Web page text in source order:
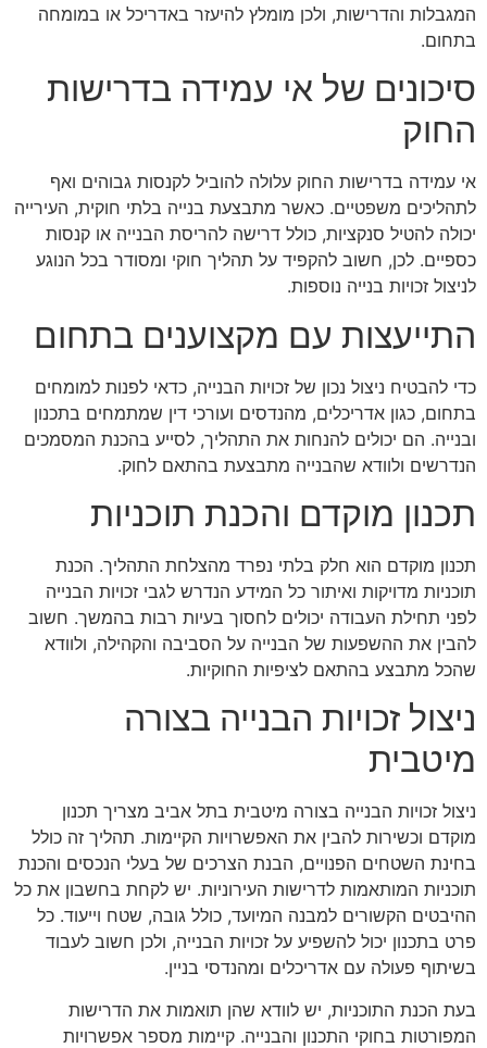
המגבלות והדרישות, ולכן מומלץ להיעזר באדריכל או במומחה
בתחום.
סיכונים של אי עמידה בדרישות
החוק
אי עמידה בדרישות החוק עלולה להוביל לקנסות גבוהים ואף
לתהליכים משפטיים. כאשר מתבצעת בנייה בלתי חוקית, העירייה
יכולה להטיל סנקציות, כולל דרישה להריסת הבנייה או קנסות
כספיים. לכן, חשוב להקפיד על תהליך חוקי ומסודר בכל הנוגע
לניצול זכויות בנייה נוספות.
התייעצות עם מקצוענים בתחום
כדי להבטיח ניצול נכון של זכויות הבנייה, כדאי לפנות למומחים
בתחום, כגון אדריכלים, מהנדסים ועורכי דין שמתמחים בתכנון
ובנייה. הם יכולים להנחות את התהליך, לסייע בהכנת המסמכים
הנדרשים ולוודא שהבנייה מתבצעת בהתאם לחוק.
תכנון מוקדם והכנת תוכניות
תכנון מוקדם הוא חלק בלתי נפרד מהצלחת התהליך. הכנת
תוכניות מדויקות ואיתור כל המידע הנדרש לגבי זכויות הבנייה
לפני תחילת העבודה יכולים לחסוך בעיות רבות בהמשך. חשוב
להבין את ההשפעות של הבנייה על הסביבה והקהילה, ולוודא
שהכל מתבצע בהתאם לציפיות החוקיות.
ניצול זכויות הבנייה בצורה
מיטבית
ניצול זכויות הבנייה בצורה מיטבית בתל אביב מצריך תכנון
מוקדם וכשירות להבין את האפשרויות הקיימות. תהליך זה כולל
בחינת השטחים הפנויים, הבנת הצרכים של בעלי הנכסים והכנת
תוכניות המותאמות לדרישות העירוניות. יש לקחת בחשבון את כל
ההיבטים הקשורים למבנה המיועד, כולל גובה, שטח וייעוד. כל
פרט בתכנון יכול להשפיע על זכויות הבנייה, ולכן חשוב לעבוד
בשיתוף פעולה עם אדריכלים ומהנדסי בניין.
בעת הכנת התוכניות, יש לוודא שהן תואמות את הדרישות
המפורטות בחוקי התכנון והבנייה. קיימות מספר אפשרויות